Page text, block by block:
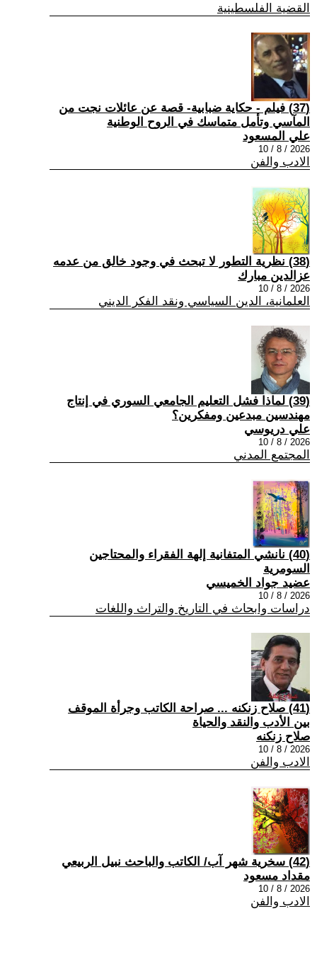
القضية الفلسطينية
(37) فيلم - حكاية ضبابية- قصة عن عائلات نجت من
المآسي وتأمل متماسك في الروح الوطنية
علي المسعود
2026 / 8 / 10
الادب والفن
(38) نظرية التطور لا تبحث في وجود خالق من عدمه
عزالدين مبارك
2026 / 8 / 10
العلمانية، الدين السياسي ونقد الفكر الديني
(39) لماذا فشل التعليم الجامعي السوري في إنتاج
مهندسين مبدعين ومفكرين؟
علي دريوسي
2026 / 8 / 10
المجتمع المدني
(40) نانشي المتفانية إلهة الفقراء والمحتاجين
السومرية
عضيد جواد الخميسي
2026 / 8 / 10
دراسات وابحاث في التاريخ والتراث واللغات
(41) صلاح زنكنه ... صراحة الكاتب وجرأة الموقف
بين الأدب والنقد والحياة
صلاح زنكنه
2026 / 8 / 10
الادب والفن
(42) سخرية شهر آب/ الكاتب والباحث نبيل الربيعي
مقداد مسعود
2026 / 8 / 10
الادب والفن